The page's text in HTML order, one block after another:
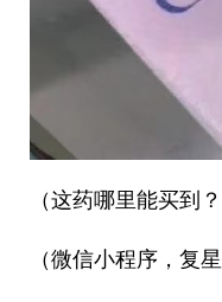
（这药哪里能买到
（微信小程序，复星